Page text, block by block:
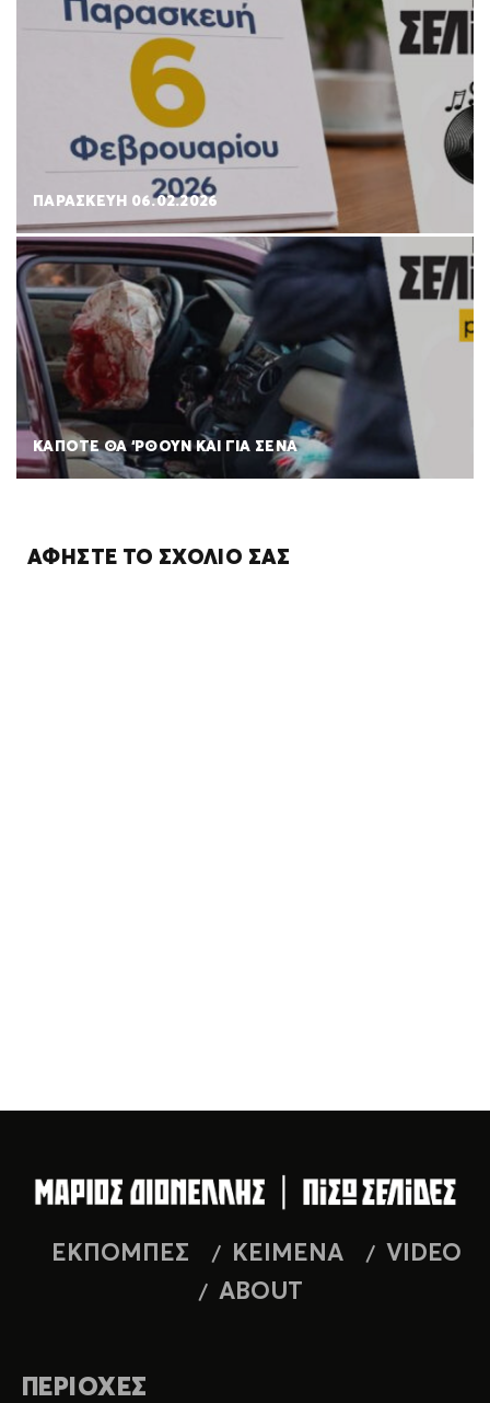
ΠΑΡΑΣΚΕΥΉ 06.02.2026
ΚΑΠΟΤΕ ΘΑ ‘ΡΘΟΥΝ ΚΑΙ ΓΙΑ ΣΕΝΑ
ΑΦΉΣΤΕ ΤΟ ΣΧΌΛΙΌ ΣΑΣ
ΕΚΠΟΜΠΕΣ ΚΕΙΜΕΝΑ
VIDEO
ABOUT
ΠΕΡΙΟΧΕΣ